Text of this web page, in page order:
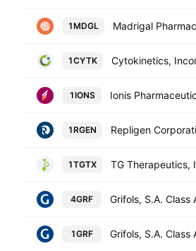
1MDGL
1CYTK Cytokinetics,
1IONS Ionis
1RGEN Repligen
1TGTX TG Therapeutics,
4GRF Grifols, S.A. Class
1GRF Grifols, S.A. Class